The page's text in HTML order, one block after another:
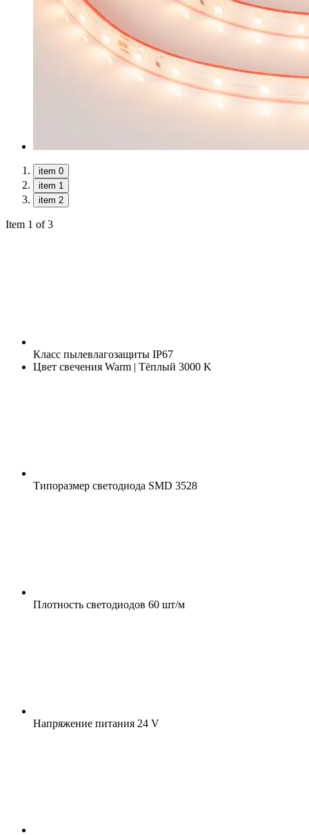
item 0
item 1
item 2
Item 1 of 3
Класс пылевлагозащиты IP67
Цвет свечения Warm | Тёплый 3000 K
Типоразмер светодиода SMD 3528
Плотность светодиодов 60 шт/м
Напряжение питания 24 V